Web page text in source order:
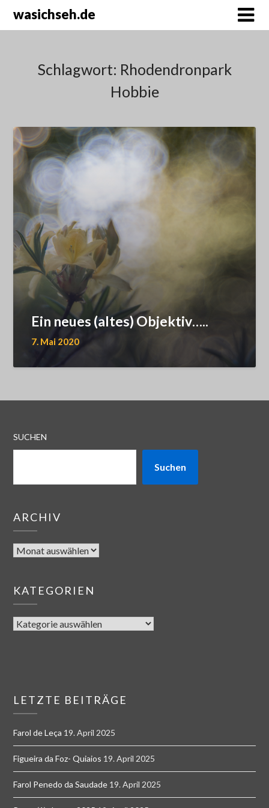
wasichseh.de
Schlagwort: Rhodendronpark
Hobbie
Ein neues (altes) Objektiv…..
7. Mai 2020
SUCHEN
Suchen
ARCHIV
KATEGORIEN
LETZTE BEITRÄGE
Farol de Leça 19. April 2025
Figueira da Foz- Quiaios 19. April 2025
Farol Penedo da Saudade 19. April 2025